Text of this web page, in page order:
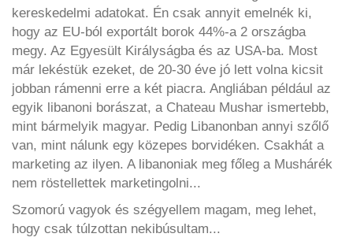
kereskedelmi adatokat. Én csak annyit emelnék ki,
hogy az EU-ból exportált borok 44%-a 2 országba
megy. Az Egyesült Királyságba és az USA-ba. Most
már lekéstük ezeket, de 20-30 éve jó lett volna kicsit
jobban rámenni erre a két piacra. Angliában például az
egyik libanoni borászat, a Chateau Mushar ismertebb,
mint bármelyik magyar. Pedig Libanonban annyi szőlő
van, mint nálunk egy közepes borvidéken. Csakhát a
marketing az ilyen. A libanoniak meg főleg a Mushárék
nem röstellettek marketingolni...
Szomorú vagyok és szégyellem magam, meg lehet,
hogy csak túlzottan nekibúsultam...